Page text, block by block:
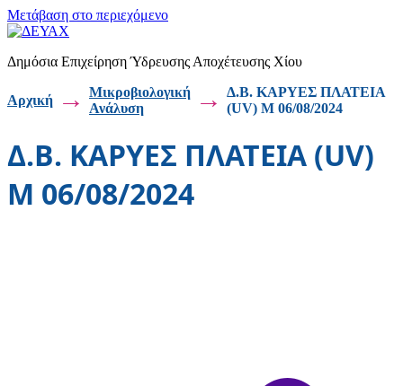
Μετάβαση στο περιεχόμενο
Δημόσια Επιχείρηση Ύδρευσης Αποχέτευσης Χίου
Αρχική →
Μικροβιολογική
Ανάλυση
→
Δ.Β. ΚΑΡΥΕΣ ΠΛΑΤΕΙΑ
(UV) Μ 06/08/2024
Δ.Β. ΚΑΡΥΕΣ ΠΛΑΤΕΙΑ (UV)
Μ 06/08/2024